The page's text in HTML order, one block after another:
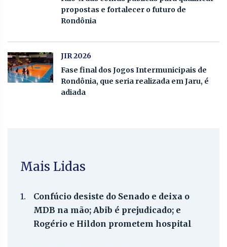
propostas e fortalecer o futuro de
Rondônia
JIR 2026
Fase final dos Jogos Intermunicipais de
Rondônia, que seria realizada em Jaru, é
adiada
Mais Lidas
1.
Confúcio desiste do Senado e deixa o
MDB na mão; Abib é prejudicado; e
Rogério e Hildon prometem hospital